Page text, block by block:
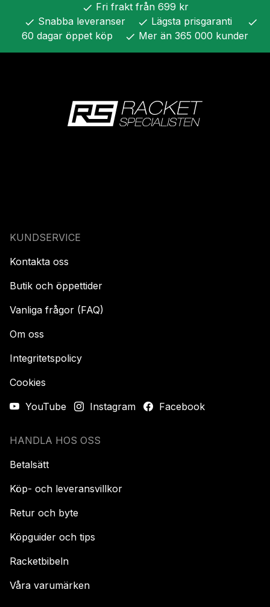
check Fri frakt från 699 kr
check Snabba leveranser check Lägsta prisgaranti check
60 dagar öppet köp check Mer än 365 000 kunder
KUNDSERVICE
Kontakta oss
Butik och öppettider
Vanliga frågor (FAQ)
Om oss
Integritetspolicy
Cookies
YouTube
Instagram Facebook
HANDLA HOS OSS
Betalsätt
Köp- och leveransvillkor
Retur och byte
Köpguider och tips
Racketbibeln
Våra varumärken